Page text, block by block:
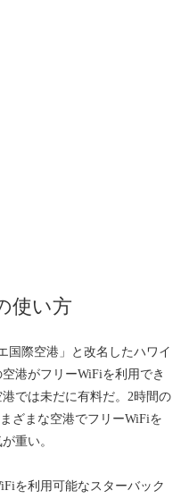
使い方
国際空港」と改名したハワイ
港がフリーWiFiを利用でき
では未だに有料だ。2時間の
ざまな空港でフリーWiFiを
重い。
を利用可能なスターバック